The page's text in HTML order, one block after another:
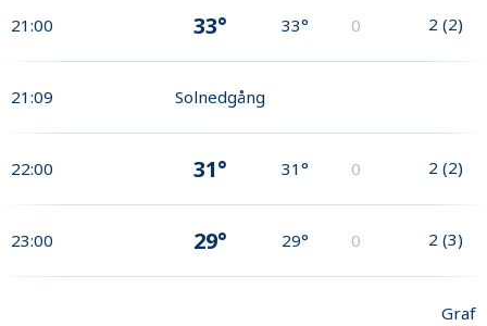
21:00 33° 33° 0 2 (2)
21:09 Solnedgång
22:00 31° 31° 0 2 (2)
23:00 29° 29° 0 2 (3)
Graf